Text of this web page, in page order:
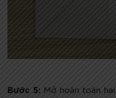
Bước 5: Mở hoàn toàn